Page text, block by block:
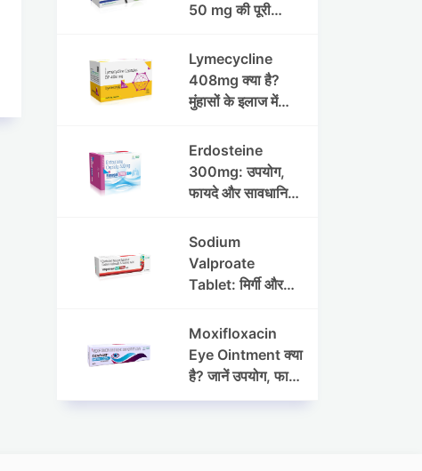
50 mg की पूरी
Lymecycline
408mg क्या है?
मुंहासों के इलाज में
इफेक्ट्स और पूरी
जानकारी
Erdosteine
300mg: उपयोग,
फायदे और सावधानियां
Sodium
Valproate
Tablet: मिर्गी और
लाभ, नुकसान और
सावधानियां
Moxifloxacin
Eye Ointment क्या
है? जानें उपयोग, फायदे
और साइड इफेक्ट्स